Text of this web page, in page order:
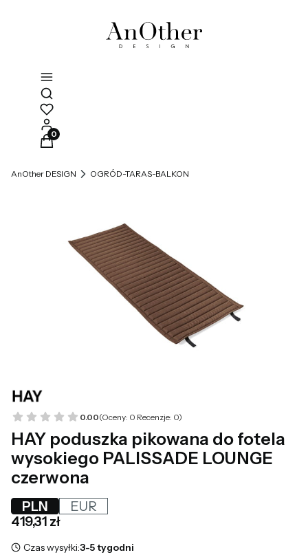
Otwórz wyszukiwarkę
Produkty w koszyku: 0. Zobacz szczegóły
AnOther DESIGN OGRÓD-TARAS-BALKON
0.00(Oceny: 0 Recenzje: 0)
HAY poduszka pikowana do fotela
wysokiego PALISSADE LOUNGE
czerwona
PLN
EUR
Cena
419,31 zł
Czas wysyłki:3-5 tygodni